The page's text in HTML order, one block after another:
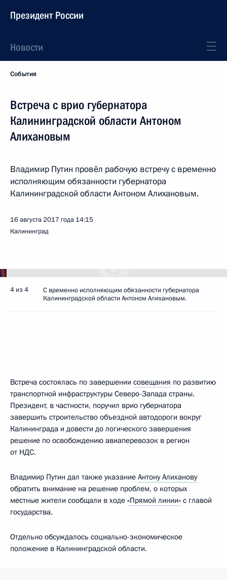
Президент России
Новости
События
Встреча с врио губернатора
Калининградской области Антоном
Алихановым
Владимир Путин провёл рабочую встречу с временно
исполняющим обязанности губернатора
Калининградской области Антоном Алихановым.
16 августа 2017 года 14:15
Калининград
4 из 4
С временно исполняющим обязанности губернатора
Калининградской области Антоном Алихановым.
Встреча состоялась по завершении совещания по развитию
транспортной инфраструктуры Северо-Запада страны.
Президент, в частности, поручил врио губернатора
завершить строительство объездной автодороги вокруг
Калининграда и довести до логического завершения
решение по освобождению авиаперевозок в регион
от НДС.
Владимир Путин дал также указание Антону Алиханову
обратить внимание на решение проблем, о которых
местные жители сообщали в ходе «Прямой линии» с главой
государства.
Отдельно обсуждалось социально-экономическое
положение в Калининградской области.